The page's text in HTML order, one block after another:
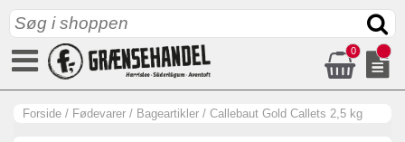
0
Forside / Fødevarer / Bageartikler / Callebaut Gold Callets 2,5 kg